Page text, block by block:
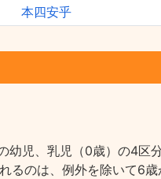
本四安乎
児、乳児（0歳）の4区分
るのは、例外を除いて6